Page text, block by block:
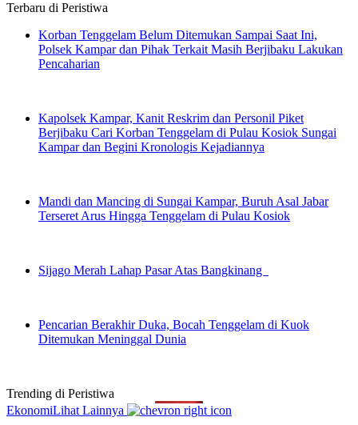
Terbaru di Peristiwa
Korban Tenggelam Belum Ditemukan Sampai Saat Ini,
Polsek Kampar dan Pihak Terkait Masih Berjibaku Lakukan
Pencaharian
Kapolsek Kampar, Kanit Reskrim dan Personil Piket
Berjibaku Cari Korban Tenggelam di Pulau Kosiok Sungai
Kampar dan Begini Kronologis Kejadiannya
Mandi dan Mancing di Sungai Kampar, Buruh Asal Jabar
Terseret Arus Hingga Tenggelam di Pulau Kosiok
Sijago Merah Lahap Pasar Atas Bangkinang
Pencarian Berakhir Duka, Bocah Tenggelam di Kuok
Ditemukan Meninggal Dunia
Trending di Peristiwa
EkonomiLihat Lainnya